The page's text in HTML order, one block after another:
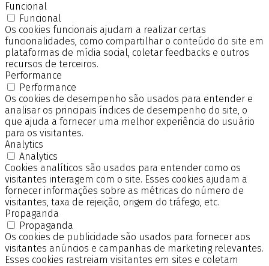
Funcional
Funcional
Os cookies funcionais ajudam a realizar certas
funcionalidades, como compartilhar o conteúdo do site em
plataformas de mídia social, coletar feedbacks e outros
recursos de terceiros.
Performance
Performance
Os cookies de desempenho são usados para entender e
analisar os principais índices de desempenho do site, o
que ajuda a fornecer uma melhor experiência do usuário
para os visitantes.
Analytics
Analytics
Cookies analíticos são usados para entender como os
visitantes interagem com o site. Esses cookies ajudam a
fornecer informações sobre as métricas do número de
visitantes, taxa de rejeição, origem do tráfego, etc.
Propaganda
Propaganda
Os cookies de publicidade são usados para fornecer aos
visitantes anúncios e campanhas de marketing relevantes.
Esses cookies rastreiam visitantes em sites e coletam